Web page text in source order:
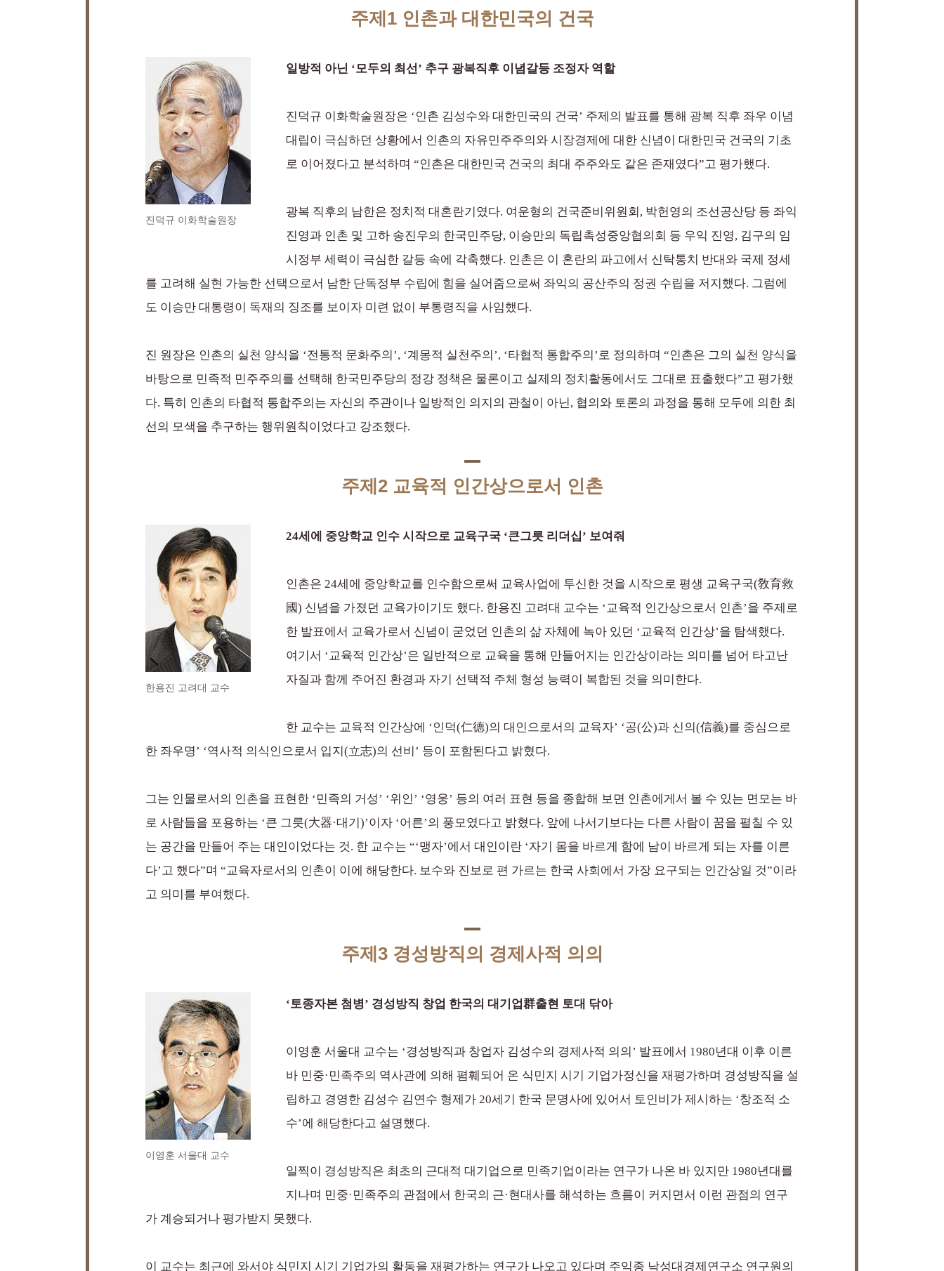
주제1 인촌과 대한민국의 건국
진덕규 이화학술원장
일방적 아닌 ‘모두의 최선’ 추구 광복직후 이념갈등 조정자 역할
진덕규 이화학술원장은 ‘인촌 김성수와 대한민국의 건국’ 주제의 발표를 통해 광복 직후 좌우 이념
대립이 극심하던 상황에서 인촌의 자유민주주의와 시장경제에 대한 신념이 대한민국 건국의 기초
로 이어졌다고 분석하며 “인촌은 대한민국 건국의 최대 주주와도 같은 존재였다”고 평가했다.
광복 직후의 남한은 정치적 대혼란기였다. 여운형의 건국준비위원회, 박헌영의 조선공산당 등 좌익
진영과 인촌 및 고하 송진우의 한국민주당, 이승만의 독립촉성중앙협의회 등 우익 진영, 김구의 임
시정부 세력이 극심한 갈등 속에 각축했다. 인촌은 이 혼란의 파고에서 신탁통치 반대와 국제 정세
를 고려해 실현 가능한 선택으로서 남한 단독정부 수립에 힘을 실어줌으로써 좌익의 공산주의 정권 수립을 저지했다. 그럼에
도 이승만 대통령이 독재의 징조를 보이자 미련 없이 부통령직을 사임했다.
진 원장은 인촌의 실천 양식을 ‘전통적 문화주의’, ‘계몽적 실천주의’, ‘타협적 통합주의’로 정의하며 “인촌은 그의 실천 양식을
바탕으로 민족적 민주주의를 선택해 한국민주당의 정강 정책은 물론이고 실제의 정치활동에서도 그대로 표출했다”고 평가했
다. 특히 인촌의 타협적 통합주의는 자신의 주관이나 일방적인 의지의 관철이 아닌, 협의와 토론의 과정을 통해 모두에 의한 최
선의 모색을 추구하는 행위원칙이었다고 강조했다.
주제2 교육적 인간상으로서 인촌
한용진 고려대 교수
24세에 중앙학교 인수 시작으로 교육구국 ‘큰그릇 리더십’ 보여줘
인촌은 24세에 중앙학교를 인수함으로써 교육사업에 투신한 것을 시작으로 평생 교육구국(敎育救
國) 신념을 가졌던 교육가이기도 했다. 한용진 고려대 교수는 ‘교육적 인간상으로서 인촌’을 주제로
한 발표에서 교육가로서 신념이 굳었던 인촌의 삶 자체에 녹아 있던 ‘교육적 인간상’을 탐색했다.
여기서 ‘교육적 인간상’은 일반적으로 교육을 통해 만들어지는 인간상이라는 의미를 넘어 타고난
자질과 함께 주어진 환경과 자기 선택적 주체 형성 능력이 복합된 것을 의미한다.
한 교수는 교육적 인간상에 ‘인덕(仁德)의 대인으로서의 교육자’ ‘공(公)과 신의(信義)를 중심으로
한 좌우명’ ‘역사적 의식인으로서 입지(立志)의 선비’ 등이 포함된다고 밝혔다.
그는 인물로서의 인촌을 표현한 ‘민족의 거성’ ‘위인’ ‘영웅’ 등의 여러 표현 등을 종합해 보면 인촌에게서 볼 수 있는 면모는 바
로 사람들을 포용하는 ‘큰 그릇(大器·대기)’이자 ‘어른’의 풍모였다고 밝혔다. 앞에 나서기보다는 다른 사람이 꿈을 펼칠 수 있
는 공간을 만들어 주는 대인이었다는 것. 한 교수는 “‘맹자’에서 대인이란 ‘자기 몸을 바르게 함에 남이 바르게 되는 자를 이른
다’고 했다”며 “교육자로서의 인촌이 이에 해당한다. 보수와 진보로 편 가르는 한국 사회에서 가장 요구되는 인간상일 것”이라
고 의미를 부여했다.
주제3 경성방직의 경제사적 의의
이영훈 서울대 교수
‘토종자본 첨병’ 경성방직 창업 한국의 대기업群출현 토대 닦아
이영훈 서울대 교수는 ‘경성방직과 창업자 김성수의 경제사적 의의’ 발표에서 1980년대 이후 이른
바 민중·민족주의 역사관에 의해 폄훼되어 온 식민지 시기 기업가정신을 재평가하며 경성방직을 설
립하고 경영한 김성수 김연수 형제가 20세기 한국 문명사에 있어서 토인비가 제시하는 ‘창조적 소
수’에 해당한다고 설명했다.
일찍이 경성방직은 최초의 근대적 대기업으로 민족기업이라는 연구가 나온 바 있지만 1980년대를
지나며 민중·민족주의 관점에서 한국의 근·현대사를 해석하는 흐름이 커지면서 이런 관점의 연구
가 계승되거나 평가받지 못했다.
이 교수는 최근에 와서야 식민지 시기 기업가의 활동을 재평가하는 연구가 나오고 있다며 주익종 낙성대경제연구소 연구원의